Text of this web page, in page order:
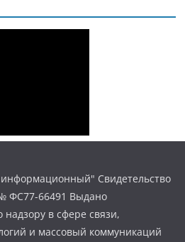
Свидетельство
ФС77-66491 Выдано
в сфере связи,
и массовый коммуникаций